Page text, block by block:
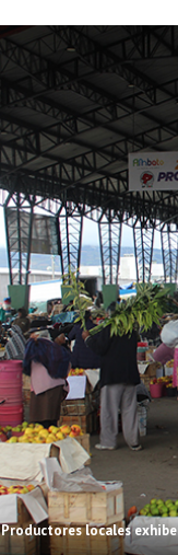
Productores locales